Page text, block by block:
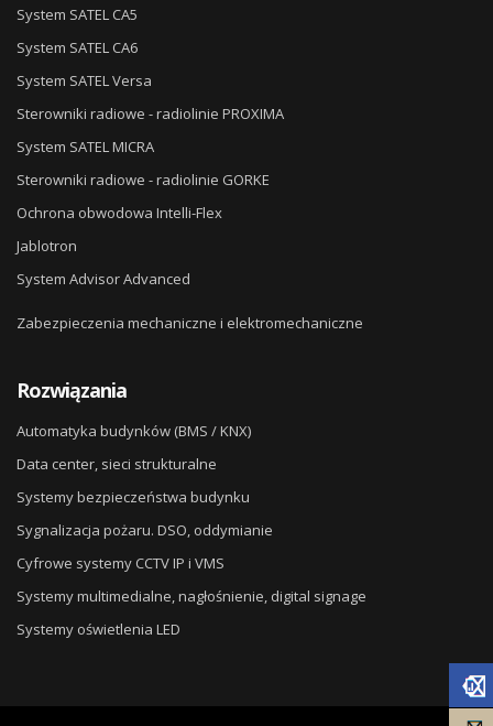
System SATEL CA5
System SATEL CA6
System SATEL Versa
Sterowniki radiowe - radiolinie PROXIMA
System SATEL MICRA
Sterowniki radiowe - radiolinie GORKE
Ochrona obwodowa Intelli-Flex
Jablotron
System Advisor Advanced
Zabezpieczenia mechaniczne i elektromechaniczne
Rozwiązania
Automatyka budynków (BMS / KNX)
Data center, sieci strukturalne
Systemy bezpieczeństwa budynku
Sygnalizacja pożaru. DSO, oddymianie
Cyfrowe systemy CCTV IP i VMS
Systemy multimedialne, nagłośnienie, digital signage
Systemy oświetlenia LED